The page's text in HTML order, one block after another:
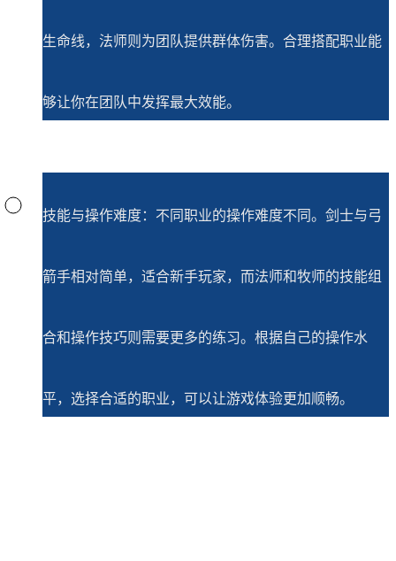
生命线，法师则为团队提供群体伤害。合理搭配职业能
够让你在团队中发挥最大效能。
技能与操作难度：不同职业的操作难度不同。剑士与弓
箭手相对简单，适合新手玩家，而法师和牧师的技能组
合和操作技巧则需要更多的练习。根据自己的操作水
平，选择合适的职业，可以让游戏体验更加顺畅。